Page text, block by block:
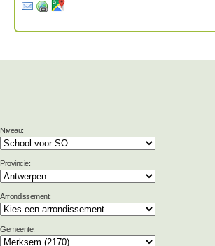
Niveau:
Provincie:
Arrondissement:
Gemeente: